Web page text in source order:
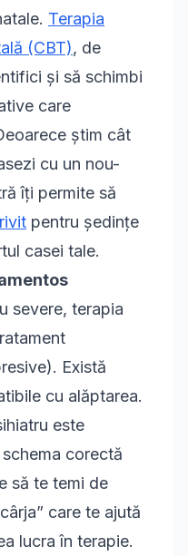
Terapia
(CBT), de
și să schimbi
care
știm cât
cu un nou-
îți permite să
pentru ședințe
casei tale.
severe, terapia
Există
cu alăptarea.
este
corectă
să te temi de
care te ajută
lucra în terapie.